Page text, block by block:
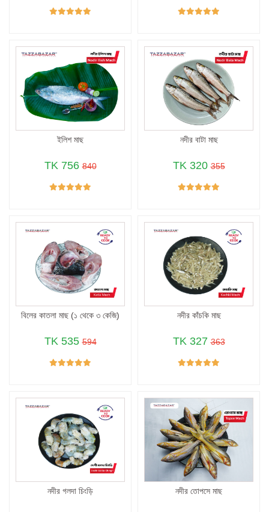
ইলিশ মাছ
TK 756840
নদীর বাটা মাছ
TK 320355
বিলের কাতলা মাছ (১ থেকে ৩ কেজি)
TK 535594
নদীর কাঁচকি মাছ
TK 327363
নদীর গলদা চিংড়ি নদীর তোপসে মাছ